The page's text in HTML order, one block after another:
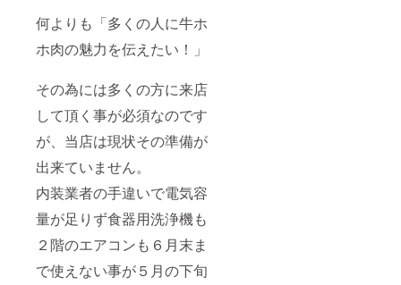
何よりも「多くの人に牛ホ
ホ肉の魅力を伝えたい！」
その為には多くの方に来店
して頂く事が必須なのです
が、当店は現状その準備が
出来ていません。
内装業者の手違いで電気容
量が足りず食器用洗浄機も
２階のエアコンも６月末ま
で使えない事が５月の下旬